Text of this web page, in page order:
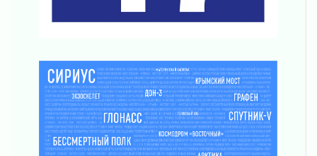
действовать при укусе клеща
02 августа 2026
02 августа 2026
Готовность №1
02 августа 2026
Километровые столбы «Дороги жизни»
отправили на реставрацию
02 августа 2026